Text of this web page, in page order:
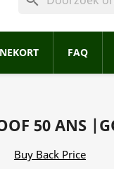
FAQ
50 ANS
Buy Back Price